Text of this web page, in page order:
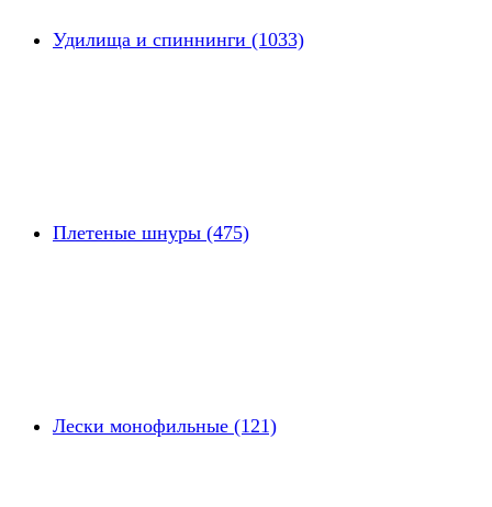
Удилища и спиннинги (1033)
Плетеные шнуры (475)
Лески монофильные (121)